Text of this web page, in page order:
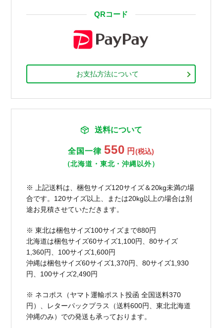
QRコード
お支払方法について
送料について
全国一律 550 円 (税込)
（北海道・東北・沖縄以外）
※ 上記送料は、梱包サイズ120サイズ＆20kg未満の場
合です。120サイズ以上、または20kg以上の場合は別
途お見積させていただきます。
※ 東北は梱包サイズ100サイズまで880円
北海道は梱包サイズ60サイズ1,100円、80サイズ
1,360円、100サイズ1,600円
沖縄は梱包サイズ60サイズ1,370円、80サイズ1,930
円、100サイズ2,490円
※ ネコポス（ヤマト運輸ポスト投函 全国送料370
円）、レターパックプラス（送料600円、東北北海道
沖縄のみ）での発送も承っております。